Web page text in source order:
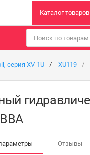
Каталог товаров
серия XV-1U XU119
Отзывы